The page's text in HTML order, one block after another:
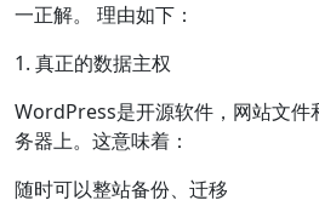
一正解。 理由如下：
1. 真正的数据主权
WordPress是开源软件，网站文件
务器上。这意味着：
随时可以整站备份、迁移